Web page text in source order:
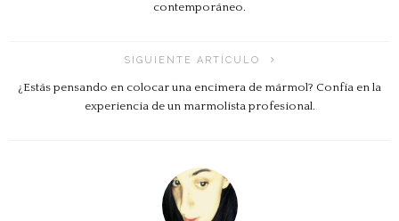
contemporáneo.
SIGUIENTE ARTÍCULO
¿Estás pensando en colocar una encimera de mármol? Confía en la
experiencia de un marmolista profesional.